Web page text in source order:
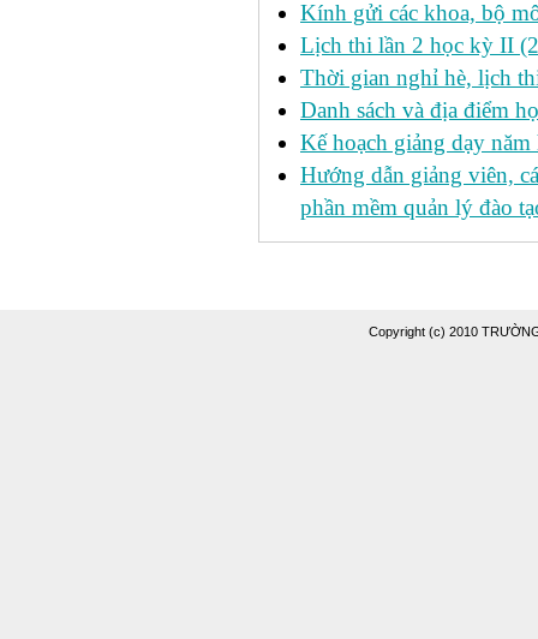
Kính gửi các khoa, bộ
Lịch thi lần 2 học kỳ II
Thời gian nghỉ hè, lịch
Danh sách và địa điểm
Kế hoạch giảng dạy
Hướng dẫn giảng viên,
phần mềm quản lý đào
Copyright (c) 2010